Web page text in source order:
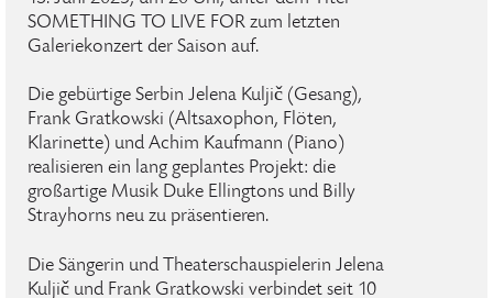
SOMETHING TO LIVE FOR zum letzten
Galeriekonzert der Saison auf.
Die gebürtige Serbin Jelena Kuljič (Gesang),
Frank Gratkowski (Altsaxophon, Flöten,
Klarinette) und Achim Kaufmann (Piano)
realisieren ein lang geplantes Projekt: die
großartige Musik Duke Ellingtons und Billy
Strayhorns neu zu präsentieren.
Die Sängerin und Theaterschauspielerin Jelena
Kuljič und Frank Gratkowski verbindet seit 10